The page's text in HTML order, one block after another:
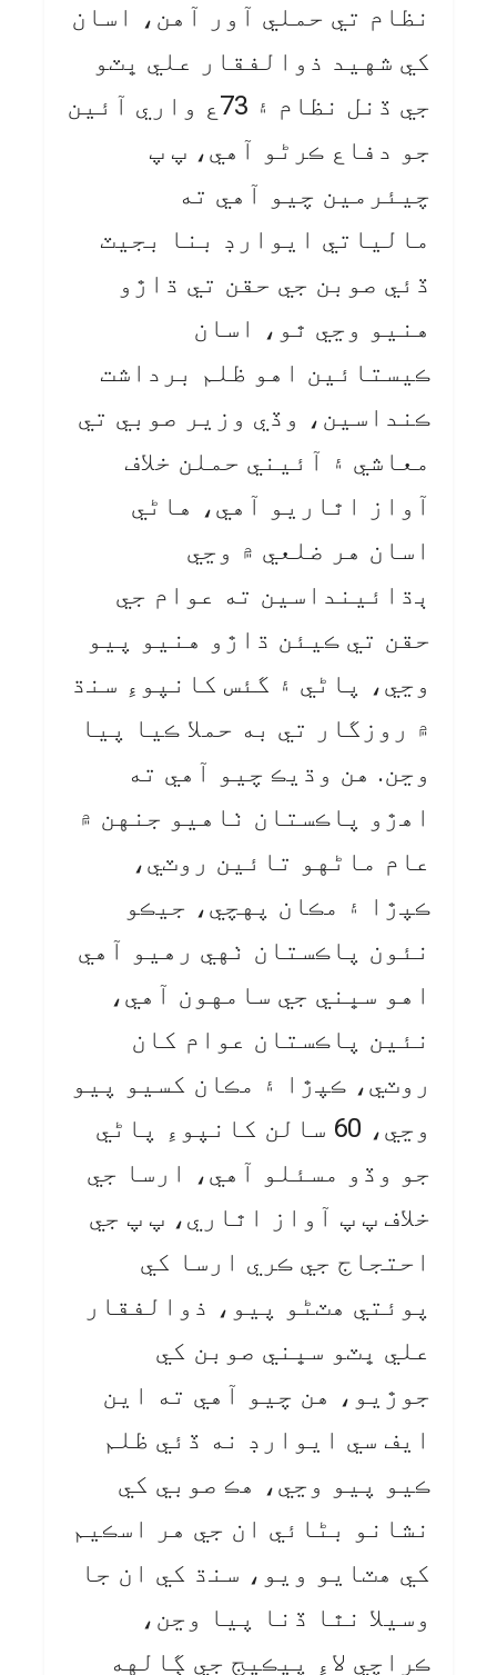
نظام تي حملي آور آهن، اسان
کي شهيد ذوالفقار علي ڀٽو
جي ڏنل نظام ۽ 73ع واري آئين
جو دفاع ڪرڻو آهي، پ پ
چيئرمين چيو آهي ته
مالياتي ايوارڊ بنا بجيٽ
ڏئي صوبن جي حقن تي ڌاڙو
هنيو وڃي ٿو، اسان
ڪيستائين اهو ظلم برداشت
ڪنداسين، وڏي وزير صوبي تي
معاشي ۽ آئيني حملن خلاف
آواز اٿاريو آهي، هاڻي
اسان هر ضلعي ۾ وڃي
ٻڌائينداسين ته عوام جي
حقن تي ڪيئن ڌاڙو هنيو پيو
وڃي، پاڻي ۽ گئس کانپوءِ سنڌ
۾ روزگار تي به حملا ڪيا پيا
وڃن. هن وڌيڪ چيو آهي ته
اهڙو پاڪستان ٺاهيو جنهن ۾
عام ماڻهو تائين روٽي،
ڪپڙا ۽ مڪان پهچي، جيڪو
نئون پاڪستان ٺهي رهيو آهي
اهو سڀني جي سامهون آهي،
نئين پاڪستان عوام کان
روٽي، ڪپڙا ۽ مڪان کسيو پيو
وڃي، 60 سالن کانپوءِ پاڻي
جو وڏو مسئلو آهي، ارسا جي
خلاف پ پ آواز اٿاري، پ پ جي
احتجاج جي ڪري ارسا کي
پوئتي هٽڻو پيو، ذوالفقار
علي ڀٽو سڀني صوبن کي
جوڙيو، هن چيو آهي ته اين
ايف سي ايوارڊ نه ڏئي ظلم
ڪيو پيو وڃي، هڪ صوبي کي
نشانو بڻائي ان جي هر اسڪيم
کي هٽايو ويو، سنڌ کي ان جا
وسيلا نٿا ڏنا پيا وڃن،
ڪراچي لاءِ پيڪيج جي ڳالهه